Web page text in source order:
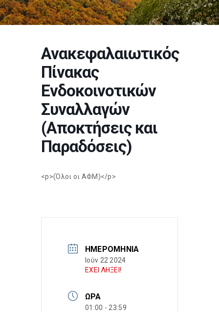
Ανακεφαλαιωτικός
Πίνακας
Ενδοκοινοτικών
Συναλλαγών
(Αποκτήσεις και
Παραδόσεις)
<p>(Όλοι οι ΑΦΜ)</p>
ΗΜΕΡΟΜΗΝΊΑ
Ιούν 22 2024
ΕΧΕΙ ΛΗΞΕΙ!
ΏΡΑ
01:00 - 23:59